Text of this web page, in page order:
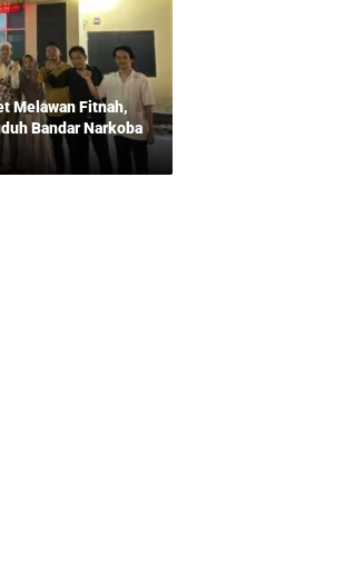
Melawan Fitnah,
Bandar Narkoba